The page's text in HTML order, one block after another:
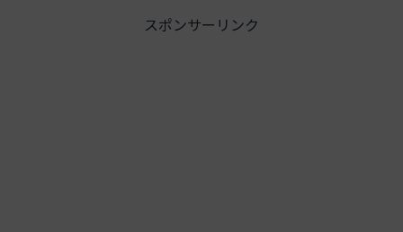
スポンサーリンク